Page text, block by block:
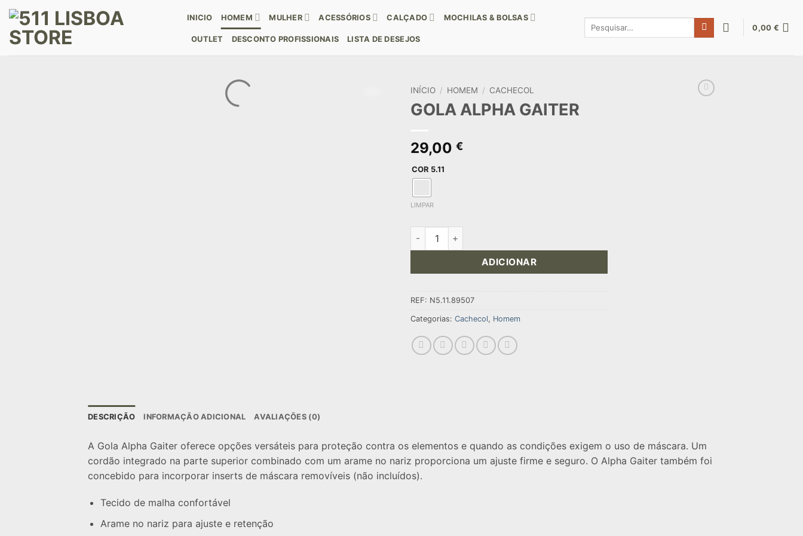
Skip
content
INICIO HOMEM MULHER ACESSÓRIOS CALÇADO MOCHILAS & BOLSAS
OUTLET DESCONTO PROFISSIONAIS LISTA DE DESEJOS
Pesquisar
0,00 €
INÍCIO / HOMEM / CACHECOL
GOLA ALPHA GAITER
29,00 €
COR 5.11
LIMPAR
Quantidade de GOLA ALPHA GAITER
ADICIONAR
REF: N5.11.89507
Categorias: Cachecol, Homem
DESCRIÇÃO INFORMAÇÃO ADICIONAL AVALIAÇÕES (0)
A Gola Alpha Gaiter oferece opções versáteis para proteção contra os elementos e quando as condições exigem o uso de máscara. Um
cordão integrado na parte superior combinado com um arame no nariz proporciona um ajuste firme e seguro. O Alpha Gaiter também foi
concebido para incorporar inserts de máscara removíveis (não incluídos).
Tecido de malha confortável
Arame no nariz para ajuste e retenção